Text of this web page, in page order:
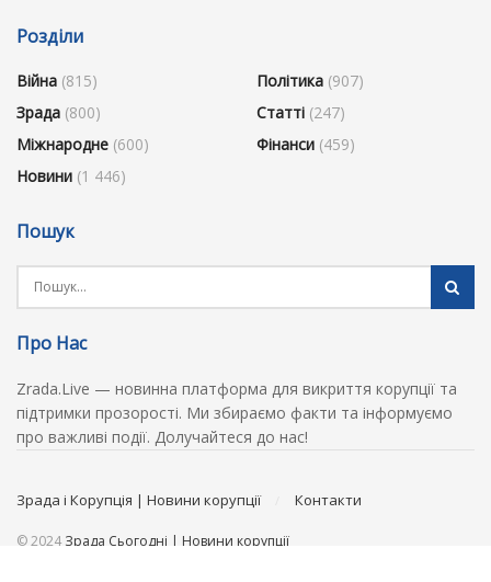
Розділи
Війна (815)
Зрада (800)
Міжнародне (600)
Новини (1 446)
Політика (907)
Статті (247)
Фінанси (459)
Пошук
Про Нас
Zrada.Live — новинна платформа для викриття корупції та
підтримки прозорості. Ми збираємо факти та інформуємо
про важливі події. Долучайтеся до нас!
Зрада і Корупція | Новини корупції Контакти
© 2024 Зрада Сьогодні | Новини корупції